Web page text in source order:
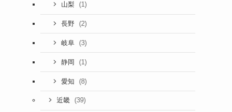
山梨 (1)
長野 (2)
岐阜 (3)
静岡 (1)
愛知 (8)
近畿 (39)